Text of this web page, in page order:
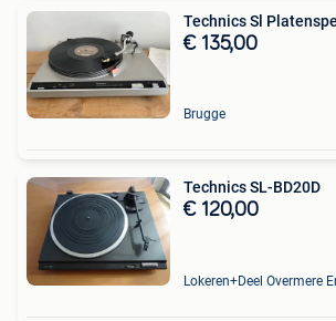
€ 135,00
Brugge
Technics SL-BD20D
€ 120,00